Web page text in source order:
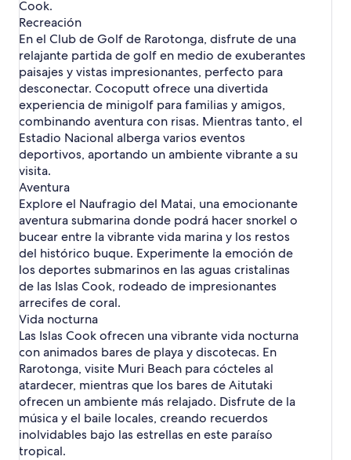
l
e
s
h
o
e
l
e
s
s
e
l
e
s
t
o
h
o
t
e
l
e
s
Cook.
Recreación
En el Club de Golf de Rarotonga, disfrute de una
relajante partida de golf en medio de exuberantes
paisajes y vistas impresionantes, perfecto para
desconectar. Cocoputt ofrece una divertida
experiencia de minigolf para familias y amigos,
combinando aventura con risas. Mientras tanto, el
Estadio Nacional alberga varios eventos
deportivos, aportando un ambiente vibrante a su
visita.
Aventura
Explore el Naufragio del Matai, una emocionante
aventura submarina donde podrá hacer snorkel o
bucear entre la vibrante vida marina y los restos
del histórico buque. Experimente la emoción de
los deportes submarinos en las aguas cristalinas
de las Islas Cook, rodeado de impresionantes
arrecifes de coral.
Vida nocturna
Las Islas Cook ofrecen una vibrante vida nocturna
con animados bares de playa y discotecas. En
Rarotonga, visite Muri Beach para cócteles al
atardecer, mientras que los bares de Aitutaki
ofrecen un ambiente más relajado. Disfrute de la
música y el baile locales, creando recuerdos
inolvidables bajo las estrellas en este paraíso
tropical.